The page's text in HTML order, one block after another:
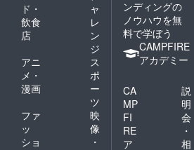
ド・
飲食
店
ャ
レ
ン
ジ
アニ
メ・
漫画
ス
ポ
ー
ツ
ファ
ッ
ショ
映
像
・
ンディングの
ノウハウを無
料で学ぼう
CAMPFIRE
アカデミー
CA
MP
FI
RE
ア
説
明
会
・
相